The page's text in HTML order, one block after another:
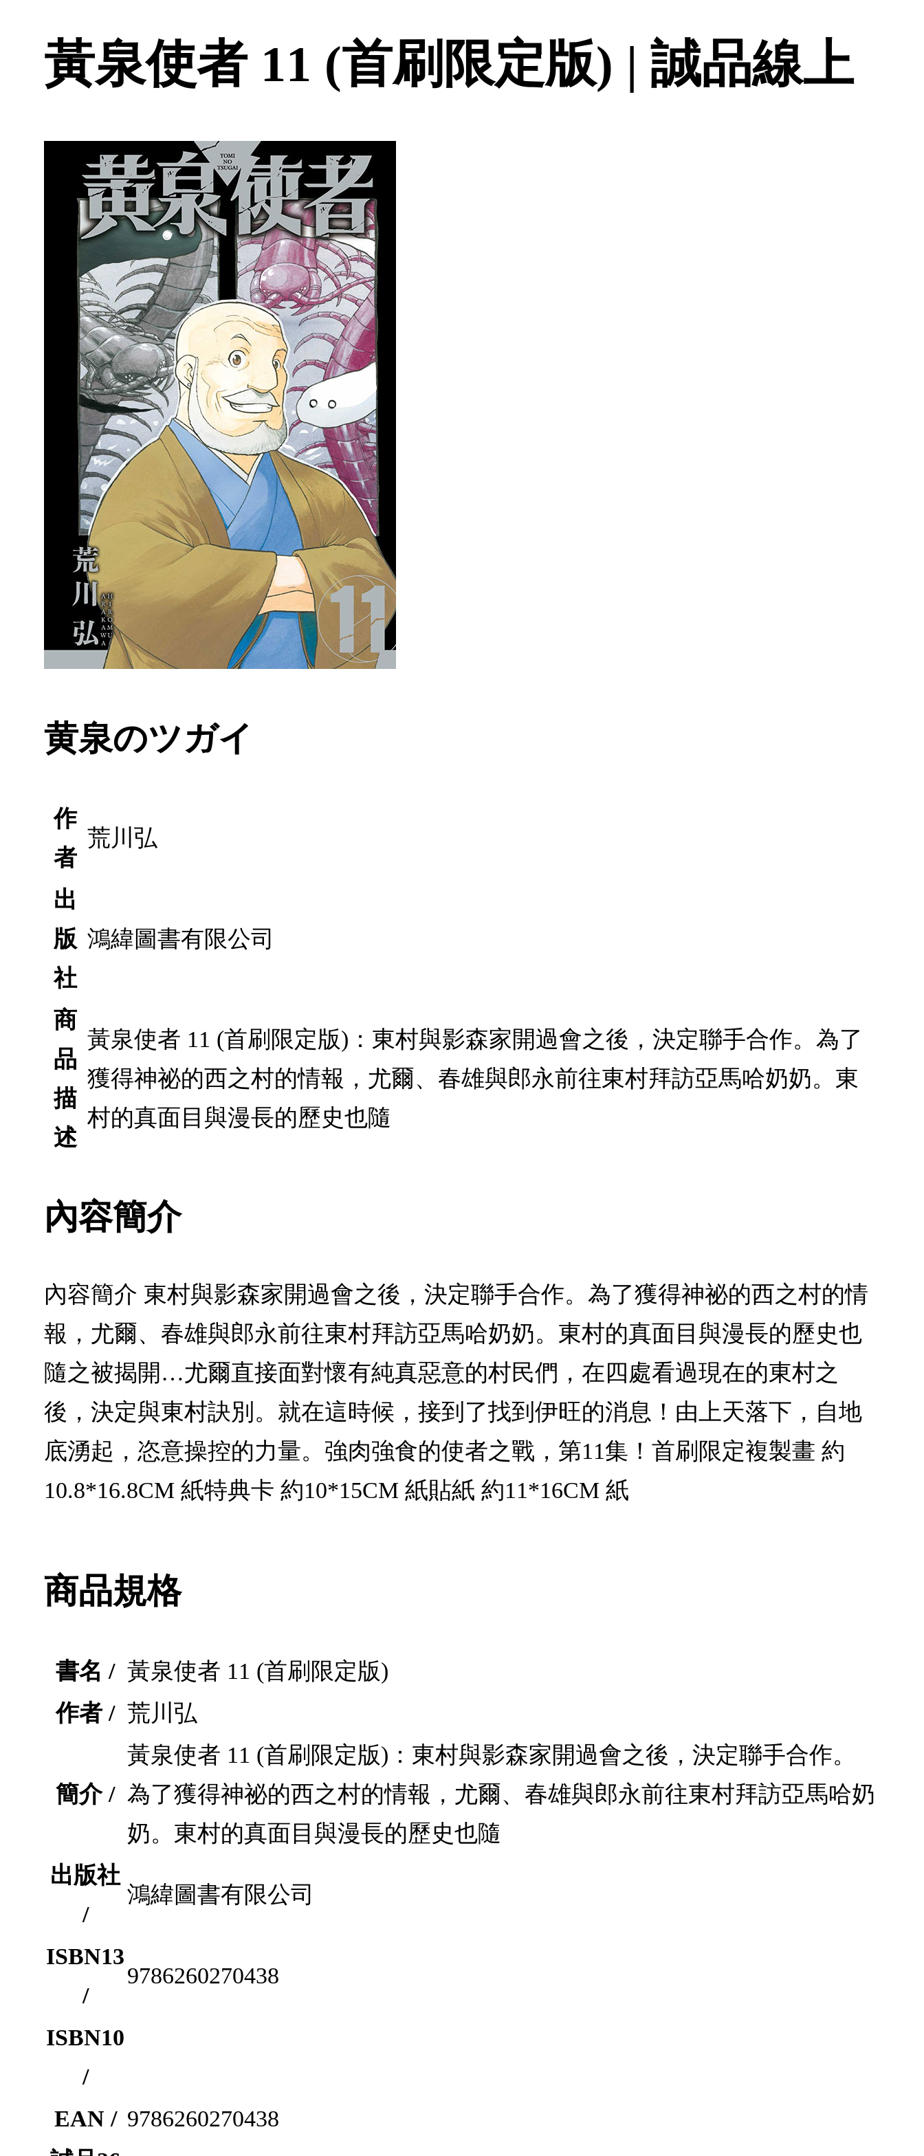
黃泉使者 11 (首刷限定版) | 誠品線上
黄泉のツガイ
作
者
荒川弘
出
版
社
鴻緯圖書有限公司
商
品
描
述
黃泉使者 11 (首刷限定版)：東村與影森家開過會之後，決定聯手合作。為了
獲得神祕的西之村的情報，尤爾、春雄與郎永前往東村拜訪亞馬哈奶奶。東
村的真面目與漫長的歷史也隨
內容簡介
內容簡介 東村與影森家開過會之後，決定聯手合作。為了獲得神祕的西之村的情
報，尤爾、春雄與郎永前往東村拜訪亞馬哈奶奶。東村的真面目與漫長的歷史也
隨之被揭開…尤爾直接面對懷有純真惡意的村民們，在四處看過現在的東村之
後，決定與東村訣別。就在這時候，接到了找到伊旺的消息！由上天落下，自地
底湧起，恣意操控的力量。強肉強食的使者之戰，第11集！首刷限定複製畫 約
10.8*16.8CM 紙特典卡 約10*15CM 紙貼紙 約11*16CM 紙
商品規格
書名 / 黃泉使者 11 (首刷限定版)
作者 / 荒川弘
簡介 /
黃泉使者 11 (首刷限定版)：東村與影森家開過會之後，決定聯手合作。
為了獲得神祕的西之村的情報，尤爾、春雄與郎永前往東村拜訪亞馬哈奶
奶。東村的真面目與漫長的歷史也隨
出版社
/
鴻緯圖書有限公司
ISBN13
/
9786260270438
ISBN10
/
EAN / 9786260270438